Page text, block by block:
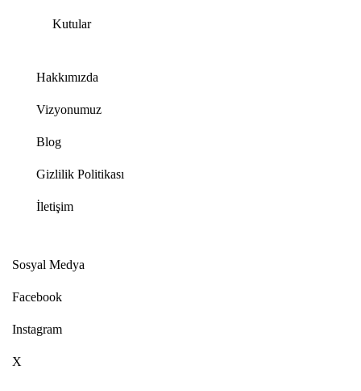
Kutular
Hakkımızda
Vizyonumuz
Blog
Gizlilik Politikası
İletişim
Sosyal Medya
Facebook
Instagram
X